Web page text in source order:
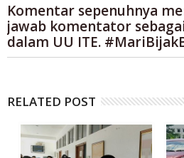
Komentar sepenuhnya
jawab komentator
dalam UU ITE.
RELATED POST